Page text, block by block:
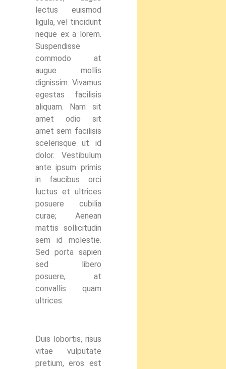
lectus euismod
ligula, vel tincidunt
neque ex a lorem.
Suspendisse
commodo at
augue mollis
dignissim. Vivamus
egestas facilisis
aliquam. Nam sit
amet odio sit
amet sem facilisis
scelerisque ut id
dolor. Vestibulum
ante ipsum primis
in faucibus orci
luctus et ultrices
posuere cubilia
curae; Aenean
mattis sollicitudin
sem id molestie.
Sed porta sapien
sed libero
posuere, at
convallis quam
ultrices.
Duis lobortis, risus
vitae vulputate
pretium, eros est